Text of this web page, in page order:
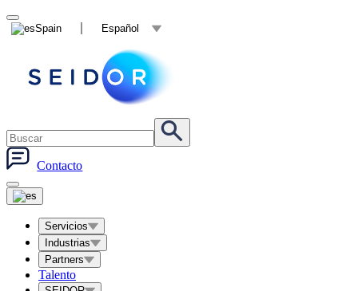
Spain Español
Contacto
Servicios
Industrias
Partners
Talento